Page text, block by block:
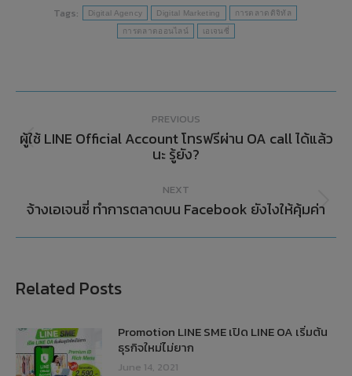
Tags:
Digital Agency Digital Marketing การตลาดดิจิทัล
การตลาดออนไลน์ เอเจนซี่
PREVIOUS
ผู้ใช้ LINE Official Account โทรฟรีผ่าน OA call ได้แล้ว
นะ รู้ยัง?
NEXT
จ้างเอเจนซี่ ทำการตลาดบน Facebook ยังไงให้คุ้มค่า
Related Posts
Promotion LINE SME เปิด LINE OA เริ่มต้น
ธุรกิจใหม่ไม่ยาก
June 14, 2021